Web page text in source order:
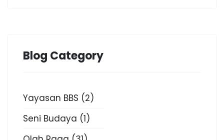
Blog Category
Yayasan BBS (2)
Seni Budaya (1)